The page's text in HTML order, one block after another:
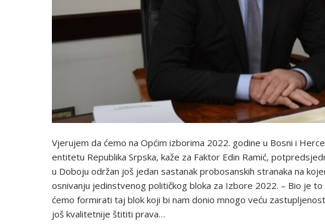
Vjerujem da ćemo na Općim izborima 2022. godine u Bosni i
entitetu Republika Srpska, kaže za Faktor Edin Ramić,
u Doboju održan još jedan sastanak probosanskih stranaka na
osnivanju jedinstvenog političkog bloka za Izbore 2022. – Bio je
ćemo formirati taj blok koji bi nam donio mnogo veću
još kvalitetnije štititi prava…